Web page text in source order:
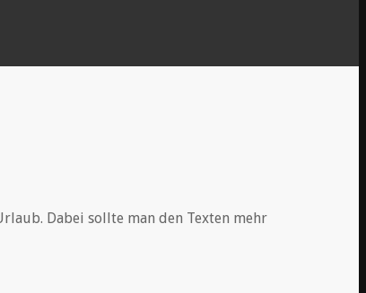
Dabei sollte man den Texten mehr